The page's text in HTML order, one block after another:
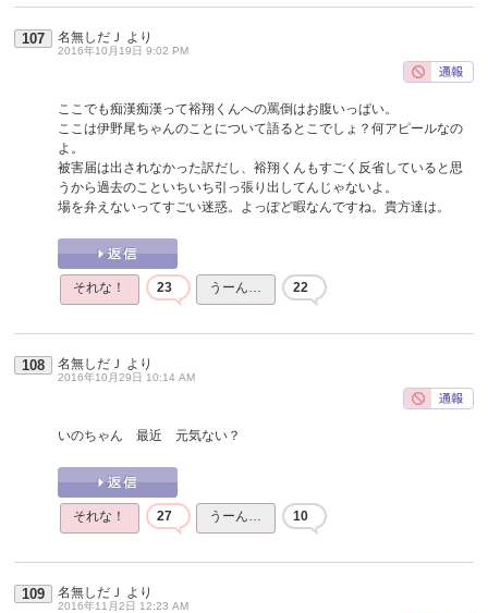
107 名無しだＪ より
2016年10月19日 9:02 PM
ここでも痴漢痴漢って裕翔くんへの罵倒はお腹いっぱい。
ここは伊野尾ちゃんのことについて語るとこでしょ？何アピールなの
よ。
被害届は出されなかった訳だし、裕翔くんもすごく反省していると思
うから過去のこといちいち引っ張り出してんじゃないよ。
場を弁えないってすごい迷惑。よっぽど暇なんですね。貴方達は。
それな！ 23 うーん… 22
108 名無しだＪ より
2016年10月29日 10:14 AM
いのちゃん 最近 元気ない？
それな！ 27 うーん… 10
109 名無しだＪ より
2016年11月2日 12:23 AM